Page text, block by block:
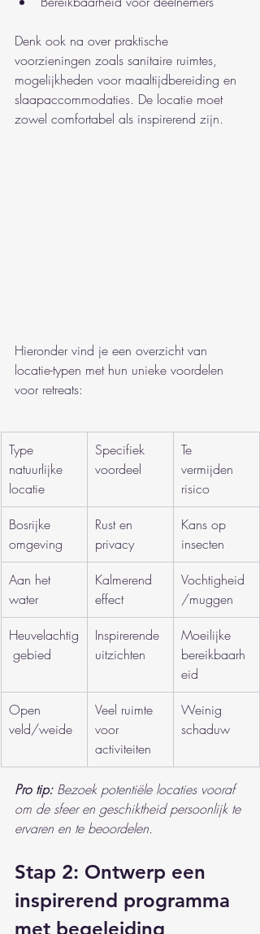
Denk ook na over praktische
voorzieningen zoals sanitaire ruimtes,
mogelijkheden voor maaltijdbereiding en
slaapaccommodaties. De locatie moet
zowel comfortabel als inspirerend zijn.
Hieronder vind je een overzicht van
locatie-typen met hun unieke voordelen
voor retreats:
Type
natuurlijke
locatie
Specifiek
voordeel
Te
vermijden
risico
Bosrijke
omgeving
Rust en
privacy
Kans op
insecten
Aan het
water
Kalmerend
effect
Vochtigheid
/muggen
Heuvelachtig
gebied
Inspirerende
uitzichten
Moeilijke
bereikbaarh
eid
Open
veld/weide
Veel ruimte
voor
activiteiten
Weinig
schaduw
Pro tip: Bezoek potentiële locaties vooraf
om de sfeer en geschiktheid persoonlijk te
ervaren en te beoordelen.
Stap 2: Ontwerp een
inspirerend programma
met begeleiding